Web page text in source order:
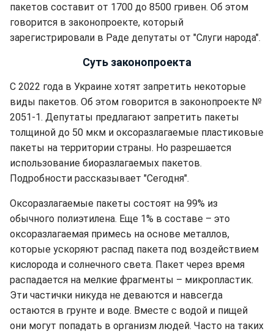
пакетов составит от 1700 до 8500 гривен. Об этом
говорится в законопроекте, который
зарегистрировали в Раде депутаты от "Слуги народа".
Суть законопроекта
С 2022 года в Украине хотят запретить некоторые
виды пакетов. Об этом говорится в законопроекте №
2051-1. Депутаты предлагают запретить пакеты
толщиной до 50 мкм и оксоразлагаемые пластиковые
пакеты на территории страны. Но разрешается
использование биоразлагаемых пакетов.
Подробности рассказывает "Сегодня".
Оксоразлагаемые пакеты состоят на 99% из
обычного полиэтилена. Еще 1% в составе – это
оксоразлагаемая примесь на основе металлов,
которые ускоряют распад пакета под воздействием
кислорода и солнечного света. Пакет через время
распадается на мелкие фрагменты – микропластик.
Эти частички никуда не деваются и навсегда
остаются в грунте и воде. Вместе с водой и пищей
они могут попадать в организм людей. Часто на таких